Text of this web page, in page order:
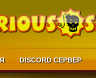
DISCORD СЕРВЕР